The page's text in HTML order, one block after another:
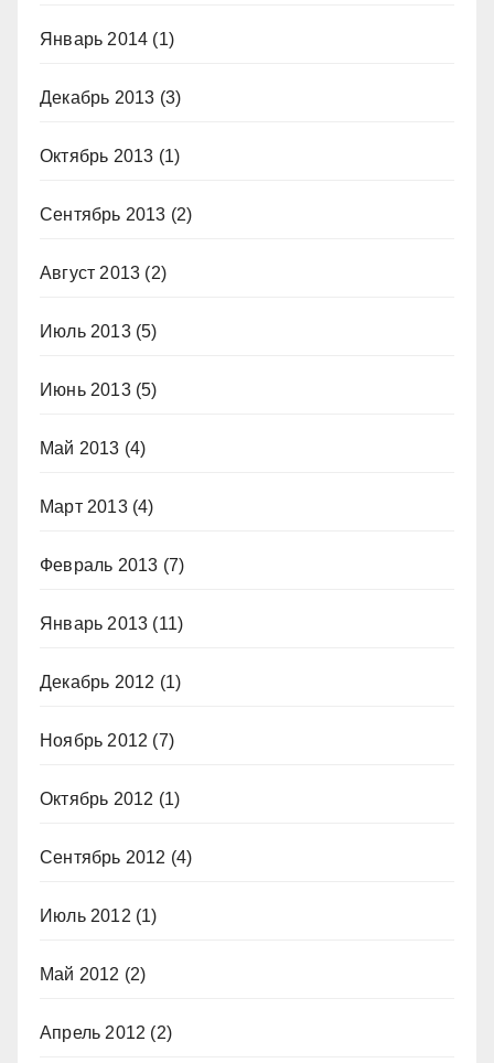
Январь 2014 (1)
Декабрь 2013 (3)
Октябрь 2013 (1)
Сентябрь 2013 (2)
Август 2013 (2)
Июль 2013(5)
Июнь 2013(5)
Май 2013 (4)
Март 2013(4)
Февраль 2013 (7)
Январь 2013 (11)
Декабрь 2012 (1)
Ноябрь 2012 (7)
Октябрь 2012 (1)
Сентябрь 2012 (4)
Июль 2012 (1)
Май 2012 (2)
Апрель 2012 (2)